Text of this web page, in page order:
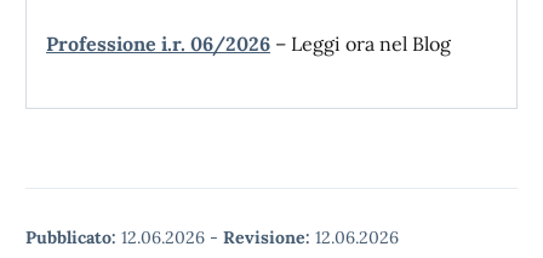
Professione i.r. 06/2026 – Leggi ora nel Blog
Pubblicato: 12.06.2026 - Revisione: 12.06.2026